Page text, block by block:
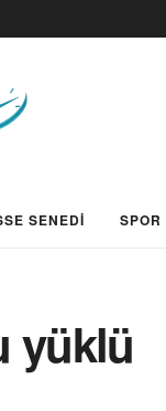
SENEDİ SPOR
yüklü